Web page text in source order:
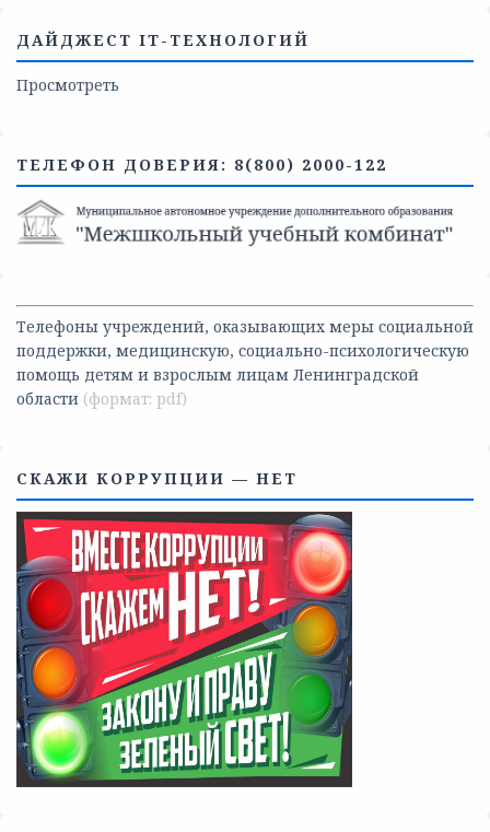
ДАЙДЖЕСТ IT-ТЕХНОЛОГИЙ
Просмотреть
ТЕЛЕФОН ДОВЕРИЯ: 8(800) 2000-122
Телефоны учреждений, оказывающих меры социальной
поддержки, медицинскую, социально-психологическую
помощь детям и взрослым лицам Ленинградской
области
СКАЖИ КОРРУПЦИИ — НЕТ